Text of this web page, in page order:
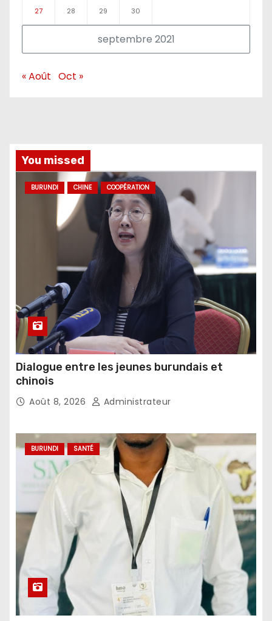
septembre 2021
27 28 29 30
« Août Oct »
You missed
BURUNDI CHINE COOPÉRATION
Dialogue entre les jeunes burundais et
chinois
Août 8, 2026 Administrateur
BURUNDI SANTÉ